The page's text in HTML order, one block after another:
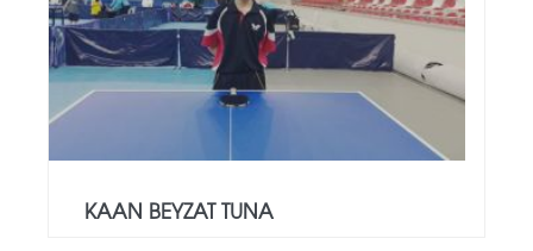
KAAN BEYZAT TUNA